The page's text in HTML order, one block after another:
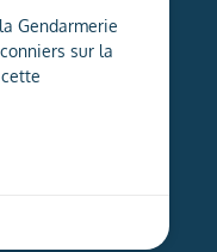
Gendarmerie
sur la